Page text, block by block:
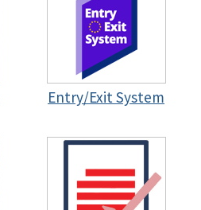
Entry/Exit System